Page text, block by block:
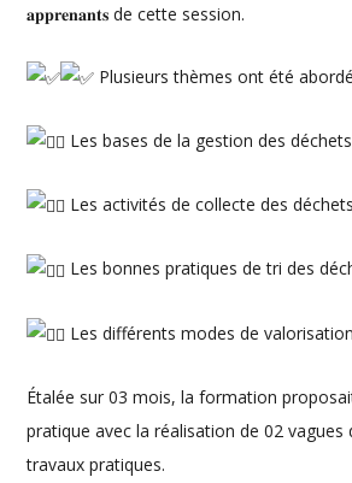
𝐚𝐩𝐩𝐫𝐞𝐧𝐚𝐧𝐭𝐬 de cette session.
Plusieurs thèmes ont été
Les bases de la gestion des
Les activités de collecte des
Les bonnes pratiques de tri des
Les différents modes de
Étalée sur 03 mois, la formation
pratique avec la réalisation de 02 vagues
travaux pratiques.